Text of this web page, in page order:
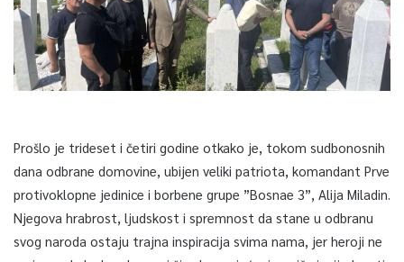
Prošlo je trideset i četiri godine otkako je, tokom sudbonosnih
dana odbrane domovine, ubijen veliki patriota, komandant Prve
protivoklopne jedinice i borbene grupe ”Bosnae 3”, Alija Miladin.
Njegova hrabrost, ljudskost i spremnost da stane u odbranu
svog naroda ostaju trajna inspiracija svima nama, jer heroji ne